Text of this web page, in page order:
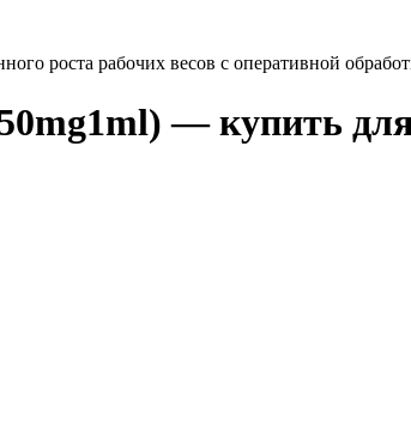
роста рабочих весов с оперативной
— купить для